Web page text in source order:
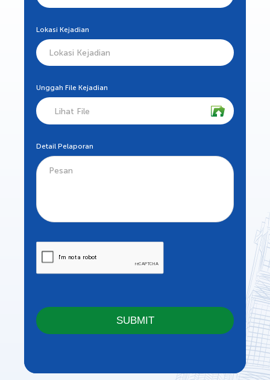
Lokasi Kejadian
Unggah File Kejadian
Lihat File
Detail Pelaporan